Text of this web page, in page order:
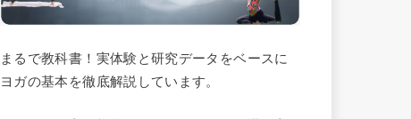
まるで教科書！実体験と研究データをベースに
ヨガの基本を徹底解説しています。